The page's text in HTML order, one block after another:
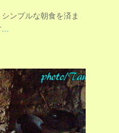
ンプルな朝食を済ま
...